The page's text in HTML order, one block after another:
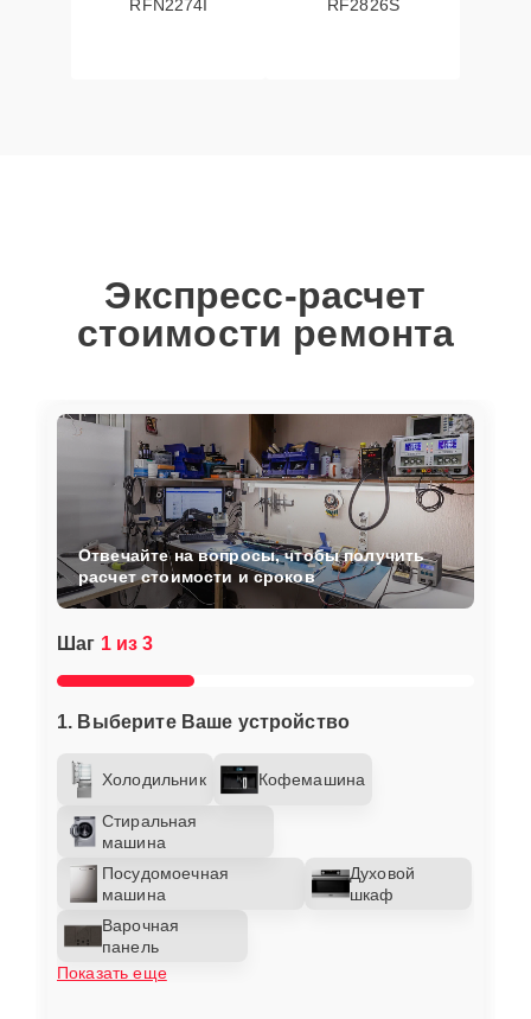
RFN2274I
RF2826S
Экспресс-расчет
стоимости ремонта
Шаг 1 из 3
1. Выберите Ваше устройство
Холодильник Кофемашина
Стиральная
машина
Посудомоечная
машина
Духовой
шкаф
Варочная
панель
Показать еще
Отвечайте на вопросы, чтобы получить
расчет стоимости и сроков